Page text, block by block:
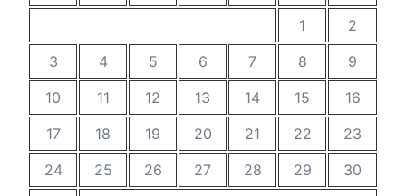
1
2
3
4 5 6 7 8
9
10
11 12 13 14 15
16
17
18 19 20 21 22
23
24
25 26 27 28 29
30